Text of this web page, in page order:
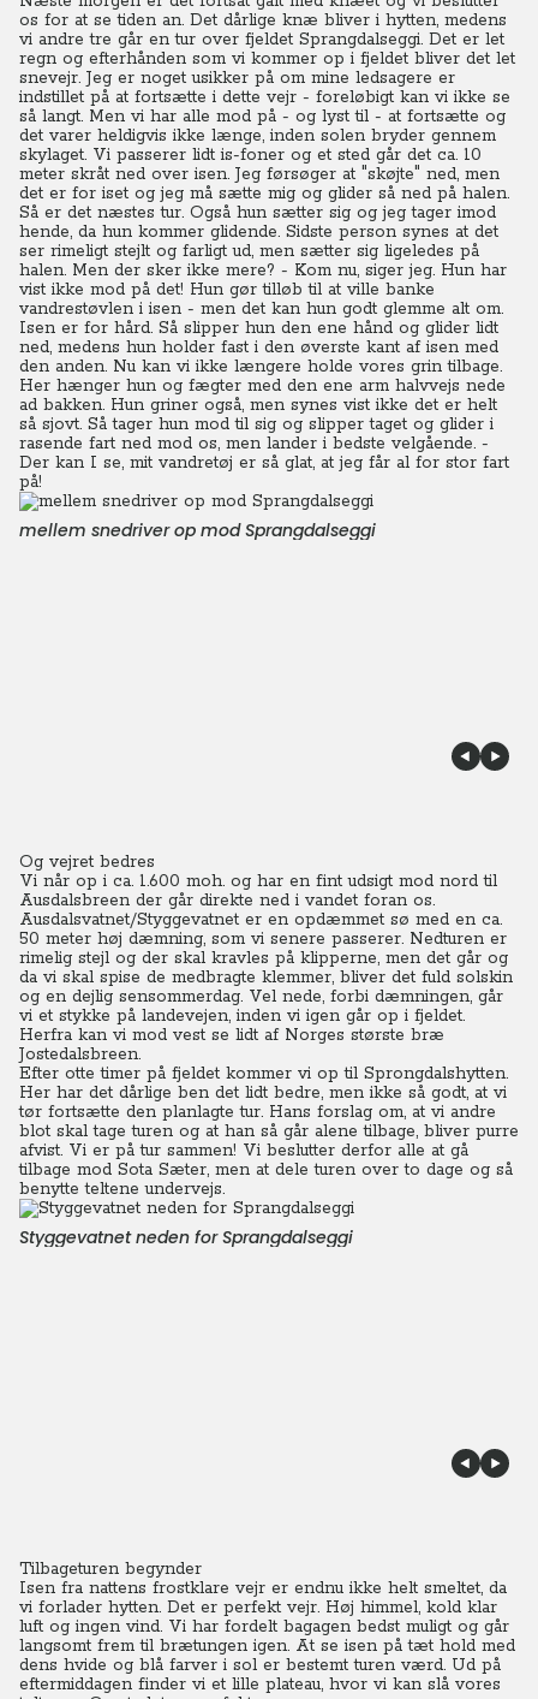
os for at se tiden an. Det dårlige knæ bliver i hytten, medens
vi andre tre går en tur over fjeldet Sprangdalseggi. Det er let
regn og efterhånden som vi kommer op i fjeldet bliver det let
snevejr. Jeg er noget usikker på om mine ledsagere er
indstillet på at fortsætte i dette vejr - foreløbigt kan vi ikke se
så langt. Men vi har alle mod på - og lyst til - at fortsætte og
det varer heldigvis ikke længe, inden solen bryder gennem
skylaget. Vi passerer lidt is-foner og et sted går det ca. 10
meter skråt ned over isen. Jeg førsøger at "skøjte" ned, men
det er for iset og jeg må sætte mig og glider så ned på halen.
Så er det næstes tur. Også hun sætter sig og jeg tager imod
hende, da hun kommer glidende. Sidste person synes at det
ser rimeligt stejlt og farligt ud, men sætter sig ligeledes på
halen. Men der sker ikke mere? - Kom nu, siger jeg. Hun har
vist ikke mod på det! Hun gør tilløb til at ville banke
vandrestøvlen i isen - men det kan hun godt glemme alt om.
Isen er for hård. Så slipper hun den ene hånd og glider lidt
ned, medens hun holder fast i den øverste kant af isen med
den anden. Nu kan vi ikke længere holde vores grin tilbage.
Her hænger hun og fægter med den ene arm halvvejs nede
ad bakken. Hun griner også, men synes vist ikke det er helt
så sjovt. Så tager hun mod til sig og slipper taget og glider i
rasende fart ned mod os, men lander i bedste velgående. -
Der kan I se, mit vandretøj er så glat, at jeg får al for stor fart
på!
mellem snedriver op mod Sprangdalseggi
Og vejret bedres
Vi når op i ca. 1.600 moh. og har en fint udsigt mod nord til
Ausdalsbreen der går direkte ned i vandet foran os.
Ausdalsvatnet/Styggevatnet er en opdæmmet sø med en ca.
50 meter høj dæmning, som vi senere passerer. Nedturen er
rimelig stejl og der skal kravles på klipperne, men det går og
da vi skal spise de medbragte klemmer, bliver det fuld solskin
og en dejlig sensommerdag. Vel nede, forbi dæmningen, går
vi et stykke på landevejen, inden vi igen går op i fjeldet.
Herfra kan vi mod vest se lidt af Norges største bræ
Jostedalsbreen.
Efter otte timer på fjeldet kommer vi op til Sprongdalshytten.
Her har det dårlige ben det lidt bedre, men ikke så godt, at vi
tør fortsætte den planlagte tur. Hans forslag om, at vi andre
blot skal tage turen og at han så går alene tilbage, bliver purre
afvist. Vi er på tur sammen! Vi beslutter derfor alle at gå
tilbage mod Sota Sæter, men at dele turen over to dage og så
benytte teltene undervejs.
Styggevatnet neden for Sprangdalseggi
Tilbageturen begynder
Isen fra nattens frostklare vejr er endnu ikke helt smeltet, da
vi forlader hytten. Det er perfekt vejr. Høj himmel, kold klar
luft og ingen vind. Vi har fordelt bagagen bedst muligt og går
langsomt frem til brætungen igen. At se isen på tæt hold med
dens hvide og blå farver i sol er bestemt turen værd. Ud på
eftermiddagen finder vi et lille plateau, hvor vi kan slå vores